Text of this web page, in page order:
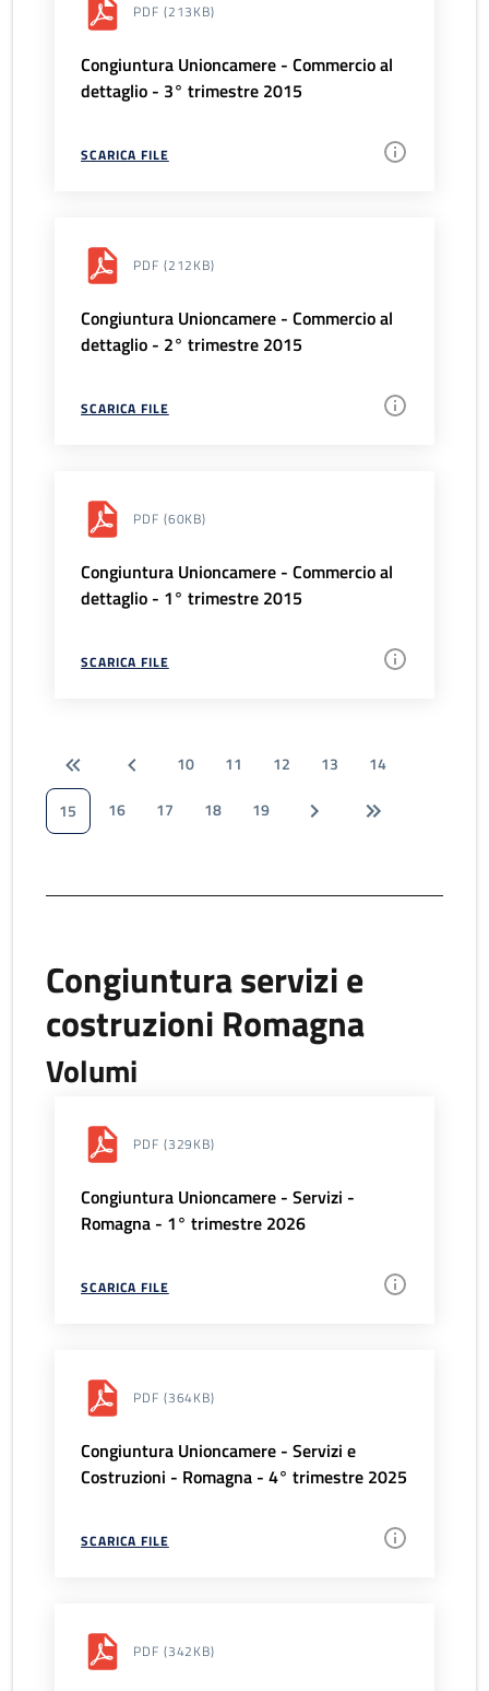
PDF (213KB)
Congiuntura Unioncamere - Commercio al
dettaglio - 3° trimestre 2015
SCARICA FILE
PDF (212KB)
Congiuntura Unioncamere - Commercio al
dettaglio - 2° trimestre 2015
SCARICA FILE
PDF (60KB)
Congiuntura Unioncamere - Commercio al
dettaglio - 1° trimestre 2015
SCARICA FILE
10 11 12 13
14
15
16 17 18 19
Congiuntura servizi e
costruzioni Romagna
Volumi
PDF (329KB)
Congiuntura Unioncamere - Servizi -
Romagna - 1° trimestre 2026
SCARICA FILE
PDF (364KB)
Congiuntura Unioncamere - Servizi e
Costruzioni - Romagna - 4° trimestre 2025
SCARICA FILE
PDF (342KB)